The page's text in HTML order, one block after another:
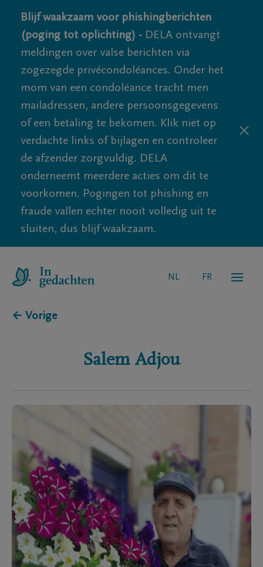
Blijf waakzaam voor phishingberichten
(poging tot oplichting) - DELA ontvangt
meldingen over valse berichten via
zogezegde privécondoléances. Onder het
mom van een condoléance tracht men
mailadressen, andere persoonsgegevens
of een betaling te bekomen. Klik niet op
verdachte links of bijlagen en controleer
de afzender zorgvuldig. DELA
onderneemt meerdere acties om dit te
voorkomen. Pogingen tot phishing en
fraude vallen echter nooit volledig uit te
sluiten, dus blijf waakzaam.
NL FR
← Vorige
Salem Adjou